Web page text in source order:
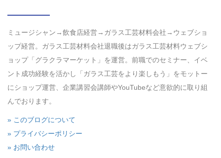
ミュージシャン→飲食店経営→ガラス工芸材料会社→ウェブショ
ップ経営。ガラス工芸材料会社退職後はガラス工芸材料ウェブシ
ョップ「グラクラマーケット」を運営。前職でのセミナー、イベ
ント成功経験を活かし「ガラス工芸をより楽しもう」をモットー
にショップ運営、企業講習会講師やYouTubeなど意欲的に取り組
んでおります。
» このブログについて
» プライバシーポリシー
» お問い合わせ